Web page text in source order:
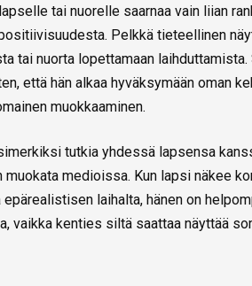
tai nuorelle saarnaa vain liian
Pelkkä tieteellinen
tai nuorta lopettamaan
että hän alkaa hyväksymään oman
muokkaaminen.
tutkia yhdessä lapsensa
muokata medioissa. Kun lapsi näkee
epärealistisen laihalta, hänen on
vaikka kenties siltä saattaa näyttää